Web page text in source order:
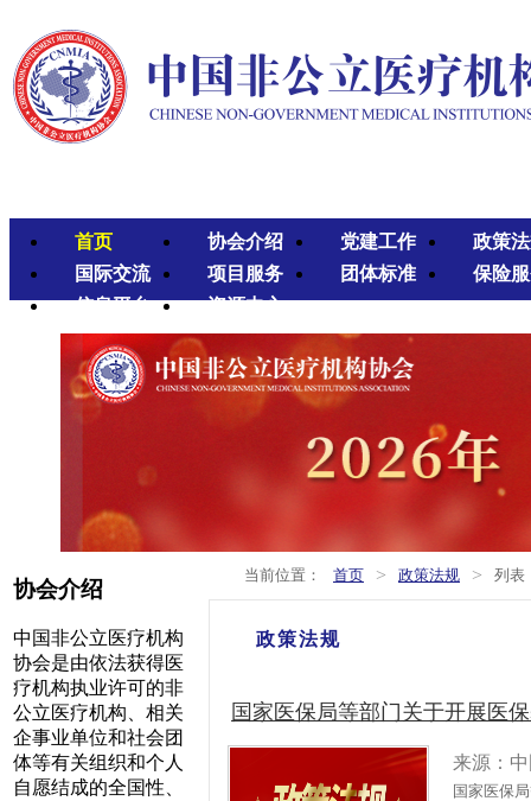
首页 协会介绍 党建工作
政策
国际交流
项目服务 团体标准
保险
信息平台
资源中心
协会介绍
中国非公立医疗机构
协会是由依法获得医
疗机构执业许可的非
公立医疗机构、相关
企事业单位和社会团
体等有关组织和个人
自愿结成的全国性、
当前位置： 首页 > 政策法规 > 列表
政策法规
国家医保局等部门关于开展医
来源：
国家医保